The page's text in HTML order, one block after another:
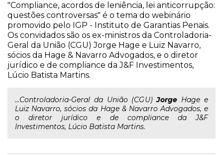
"Compliance, acordos de leniência, lei anticorrupção:
questões controversas" é o tema do webinário
promovido pelo IGP - Instituto de Garantias Penais.
Os convidados são os ex-ministros da Controladoria-
Geral da União (CGU) Jorge Hage e Luiz Navarro,
sócios da Hage & Navarro Advogados, e o diretor
jurídico e de compliance da J&F Investimentos,
Lúcio Batista Martins.
...Controladoria-Geral da União (CGU)Jorge Hage e
Luiz Navarro, sócios da Hage & Navarro Advogados, e
o diretor jurídico e de compliance da J&F
Investimentos, Lúcio Batista Martins.